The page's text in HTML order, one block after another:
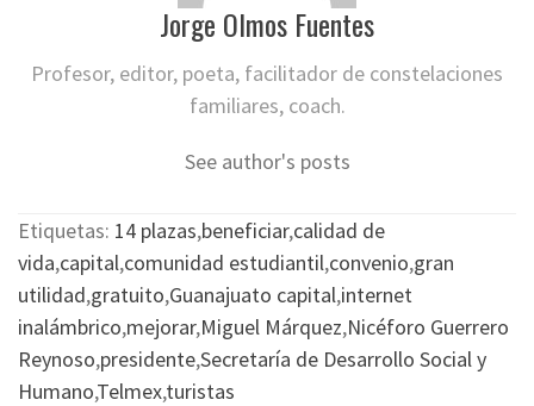
Jorge Olmos Fuentes
Profesor, editor, poeta, facilitador de constelaciones
familiares, coach.
See author's posts
Etiquetas: 14 plazas,beneficiar,calidad de
vida,capital,comunidad estudiantil,convenio,gran
utilidad,gratuito,Guanajuato capital,internet
inalámbrico,mejorar,Miguel Márquez,Nicéforo Guerrero
Reynoso,presidente,Secretaría de Desarrollo Social y
Humano,Telmex,turistas